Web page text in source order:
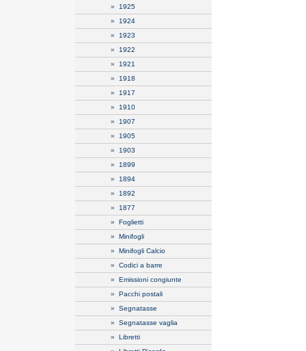
» 1925
» 1924
» 1923
» 1922
» 1921
» 1918
» 1917
» 1910
» 1907
» 1905
» 1903
» 1899
» 1894
» 1892
» 1877
» Foglietti
» Minifogli
» Minifogli Calcio
» Codici a barre
» Emissioni congiunte
» Pacchi postali
» Segnatasse
» Segnatasse vaglia
» Libretti